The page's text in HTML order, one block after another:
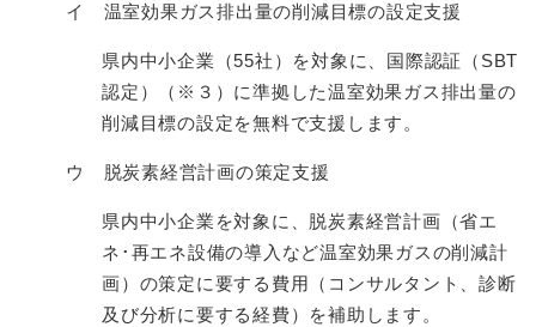
イ 温室効果ガス排出量の削減目標の設定支援
県内中小企業（55社）を対象に、国際認証（SBT
認定）（※３）に準拠した温室効果ガス排出量の
削減目標の設定を無料で支援します。
ウ 脱炭素経営計画の策定支援
県内中小企業を対象に、脱炭素経営計画（省エ
ネ･再エネ設備の導入など温室効果ガスの削減計
画）の策定に要する費用（コンサルタント、診断
及び分析に要する経費）を補助します。